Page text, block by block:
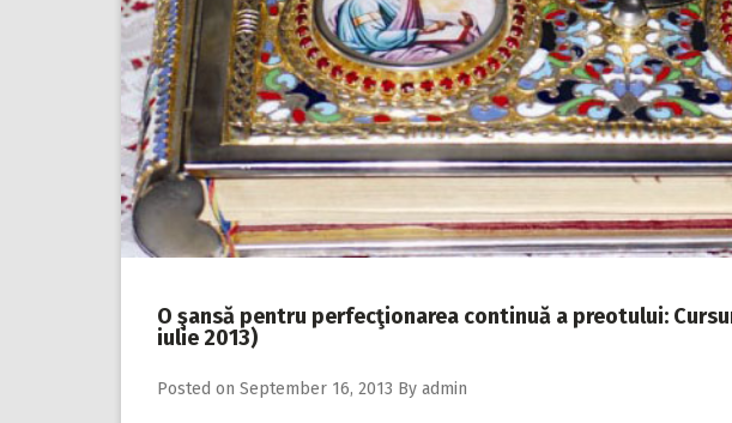
O şansă pentru perfecţionarea continuă a preotului:
iulie 2013)
Posted on September 16, 2013 By admin